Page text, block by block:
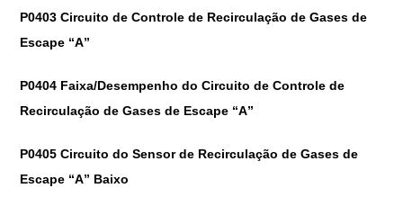
P0403 Circuito de Controle de Recirculação de Gases de
Escape “A”
P0404 Faixa/Desempenho do Circuito de Controle de
Recirculação de Gases de Escape “A”
P0405 Circuito do Sensor de Recirculação de Gases de
Escape “A” Baixo